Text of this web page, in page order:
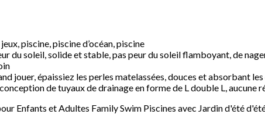
piscine, piscine d’océan, piscine
du soleil, solide et stable, pas peur du soleil flamboyant, de
jouer, épaissiez les perles matelassées, douces et absorbant les
de tuyaux de drainage en forme de L double L, aucune
Enfants et Adultes Family Swim Piscines avec Jardin d'été